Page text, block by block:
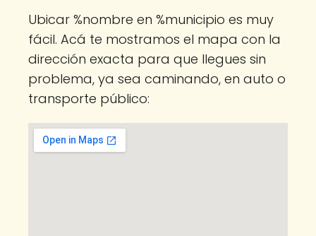
Ubicar %nombre en %municipio es muy
fácil. Acá te mostramos el mapa con la
dirección exacta para que llegues sin
problema, ya sea caminando, en auto o
transporte público: